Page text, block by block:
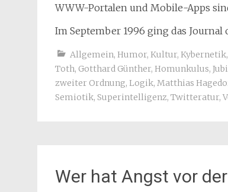
WWW-Portalen und Mobile-Apps
Im September 1996 ging das Journal
Allgemein, Humor, Kultur, Kybernetik,
Toth, Gotthard Günther, Homunkulus,
zweiter Ordnung, Logik, Matthias
Semiotik, Superintelligenz, Twitteratur,
Wer hat Angst vor